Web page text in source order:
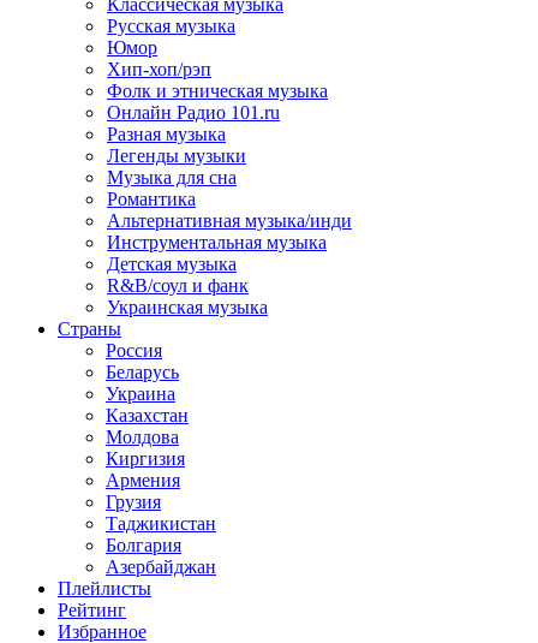
Классическая музыка
Русская музыка
Юмор
Хип-хоп/рэп
Фолк и этническая музыка
Онлайн Радио 101.ru
Разная музыка
Легенды музыки
Музыка для сна
Романтика
Альтернативная музыка/инди
Инструментальная музыка
Детская музыка
R&B/cоул и фанк
Украинская музыка
Страны
Россия
Беларусь
Украина
Казахстан
Молдова
Киргизия
Армения
Грузия
Таджикистан
Болгария
Азербайджан
Плейлисты
Рейтинг
Избранное